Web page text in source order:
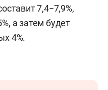
7,4−7,9%,
а затем будет
4%.